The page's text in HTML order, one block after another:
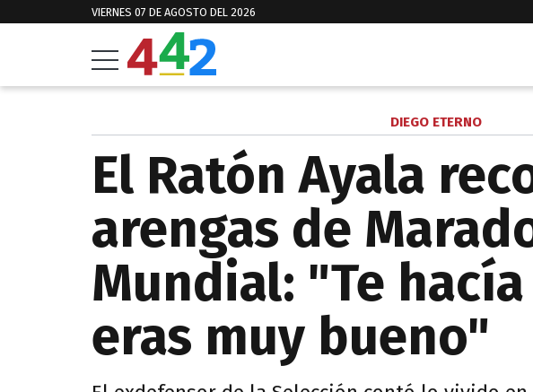
VIERNES 07 DE AGOSTO DEL 2026
DIEGO ETERNO
El Ratón Ayala
arengas de
Mundial: "Te
eras muy bueno"